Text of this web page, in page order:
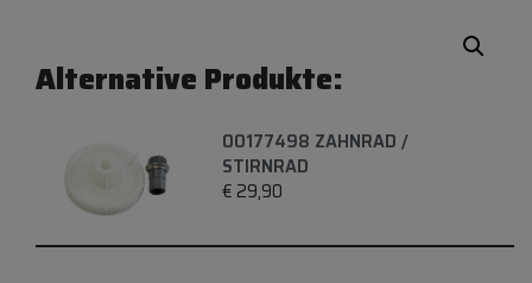
Alternative Produkte:
00177498 ZAHNRAD /
STIRNRAD
€ 29,90